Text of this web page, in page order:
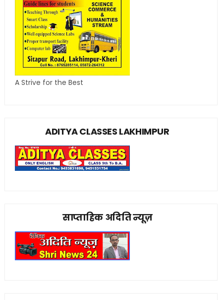
A Strive for the Best
ADITYA CLASSES LAKHIMPUR
साप्ताहिक अदिति न्यूज़